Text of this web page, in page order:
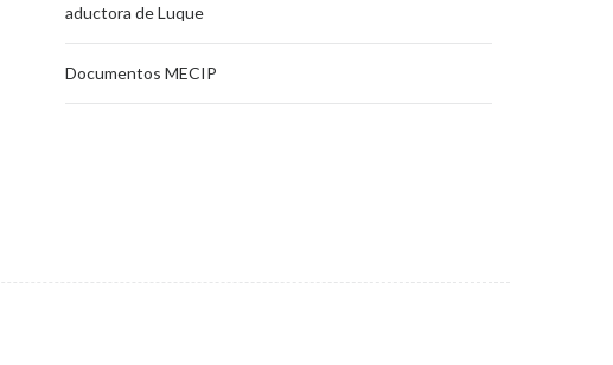
aductora de Luque
Documentos MECIP